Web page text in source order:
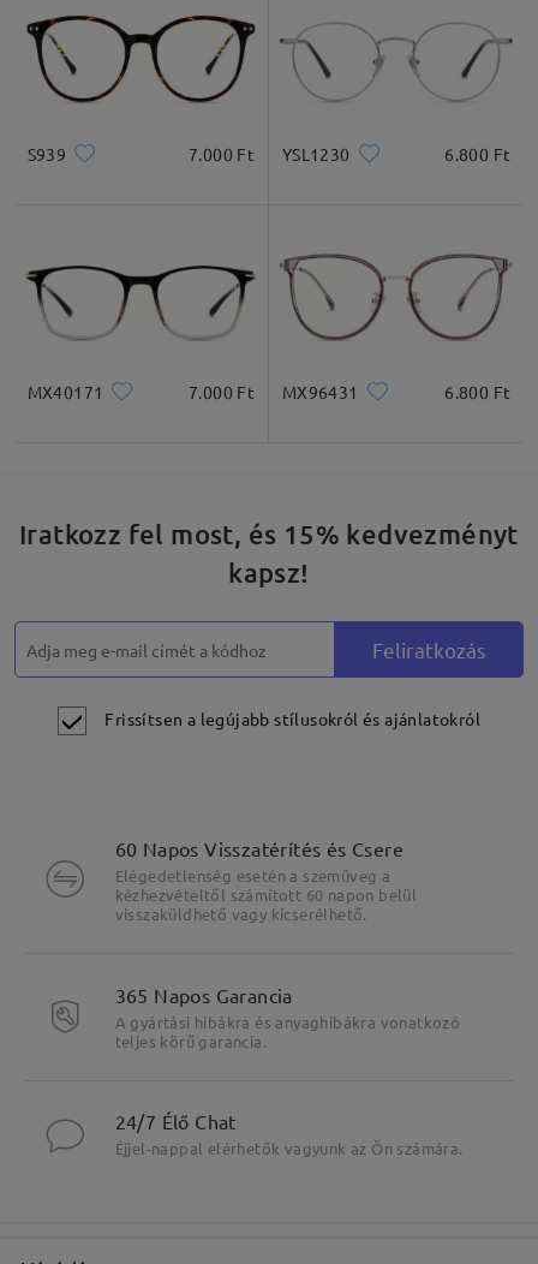
Ajánlott arcformák
* Csak tájékoztató jellegű
Termékleírás
Jelölje meg a főbb jellemzőket
S939 7.000 Ft YSL1230 6.800 Ft
MX40171 7.000 Ft MX96431 6.800 Ft
Iratkozz fel most, és 15% kedvezményt
kapsz!
Feliratkozás
Frissítsen a legújabb stílusokról és ajánlatokról
60 Napos Visszatérítés és Csere
Elégedetlenség esetén a szemüveg a
kézhezvételtől számított 60 napon belül
visszaküldhető vagy kicserélhető.
365 Napos Garancia
A gyártási hibákra és anyaghibákra vonatkozó
teljes körű garancia.
24/7 Élő Chat
Éjjel-nappal elérhetők vagyunk az Ön számára.